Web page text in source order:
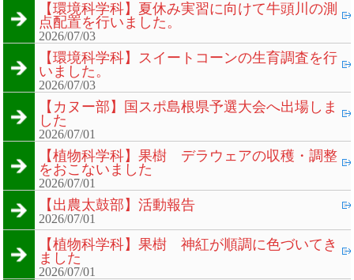
【環境科学科】夏休み実習に向けて牛頭川の測
点配置を行いました。
2026/07/03
【環境科学科】スイートコーンの生育調査を行
いました。
2026/07/03
【カヌー部】国スポ島根県予選大会へ出場しま
した
2026/07/01
【植物科学科】果樹 デラウェアの収穫・調整
をおこないました
2026/07/01
【出農太鼓部】活動報告
2026/07/01
【植物科学科】果樹 神紅が順調に色づいてき
ました
2026/07/01